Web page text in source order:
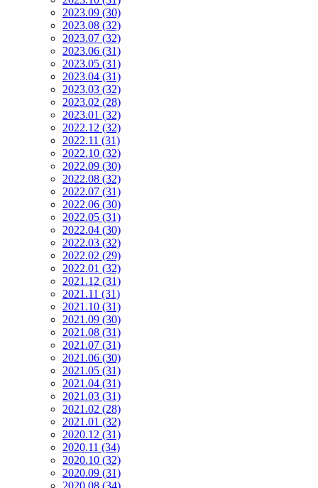
2023.09 (30)
2023.08 (32)
2023.07 (32)
2023.06 (31)
2023.05 (31)
2023.04 (31)
2023.03 (32)
2023.02 (28)
2023.01 (32)
2022.12 (32)
2022.11 (31)
2022.10 (32)
2022.09 (30)
2022.08 (32)
2022.07 (31)
2022.06 (30)
2022.05 (31)
2022.04 (30)
2022.03 (32)
2022.02 (29)
2022.01 (32)
2021.12 (31)
2021.11 (31)
2021.10 (31)
2021.09 (30)
2021.08 (31)
2021.07 (31)
2021.06 (30)
2021.05 (31)
2021.04 (31)
2021.03 (31)
2021.02 (28)
2021.01 (32)
2020.12 (31)
2020.11 (34)
2020.10 (32)
2020.09 (31)